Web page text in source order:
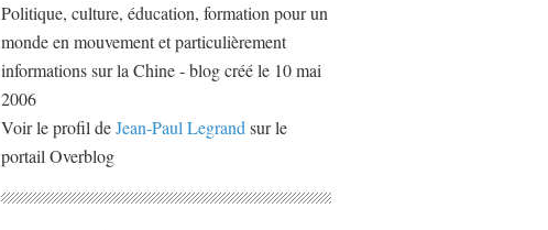
Politique, culture, éducation, formation pour un
monde en mouvement et particulièrement
informations sur la Chine - blog créé le 10 mai
2006
Voir le profil deJean-Paul Legrand sur le
portail Overblog